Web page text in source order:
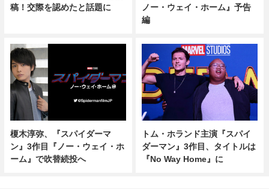
稿！交際を認めたと話題に
ノー・ウェイ・ホーム』予告
編
榎木淳弥、『スパイダーマ
ン』3作目『ノー・ウェイ・ホ
ーム』で吹替続投へ
トム・ホランド主演『スパイ
ダーマン』3作目、タイトルは
『No Way Home』に